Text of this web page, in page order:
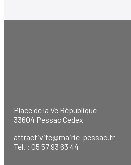
Place de la Ve République
33604 Pessac Cedex
attractivite@mairie-pessac.fr
Tél. : 05 57 93 63 44